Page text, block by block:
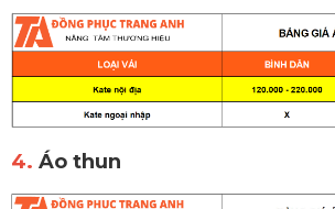
4. Áo thun